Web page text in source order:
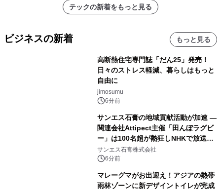
テックの新着をもっと見る
ビジネスの新着 もっと見る
高断熱住宅専門誌「だん25」発売！
日々のストレス軽減、暮らしはもっと
自由に
jimosumu
6分前
サンエス石膏の地域貢献活動が加速 ―
関連会社Attipect主催「田んぼラグビ
ー」は100名超が熱狂しNHKで放送さ
れました。
サンエス石膏株式会社
6分前
マレーグマがお出迎え！アジアの熱帯
雨林ゾーンに新デザイントイレが完成